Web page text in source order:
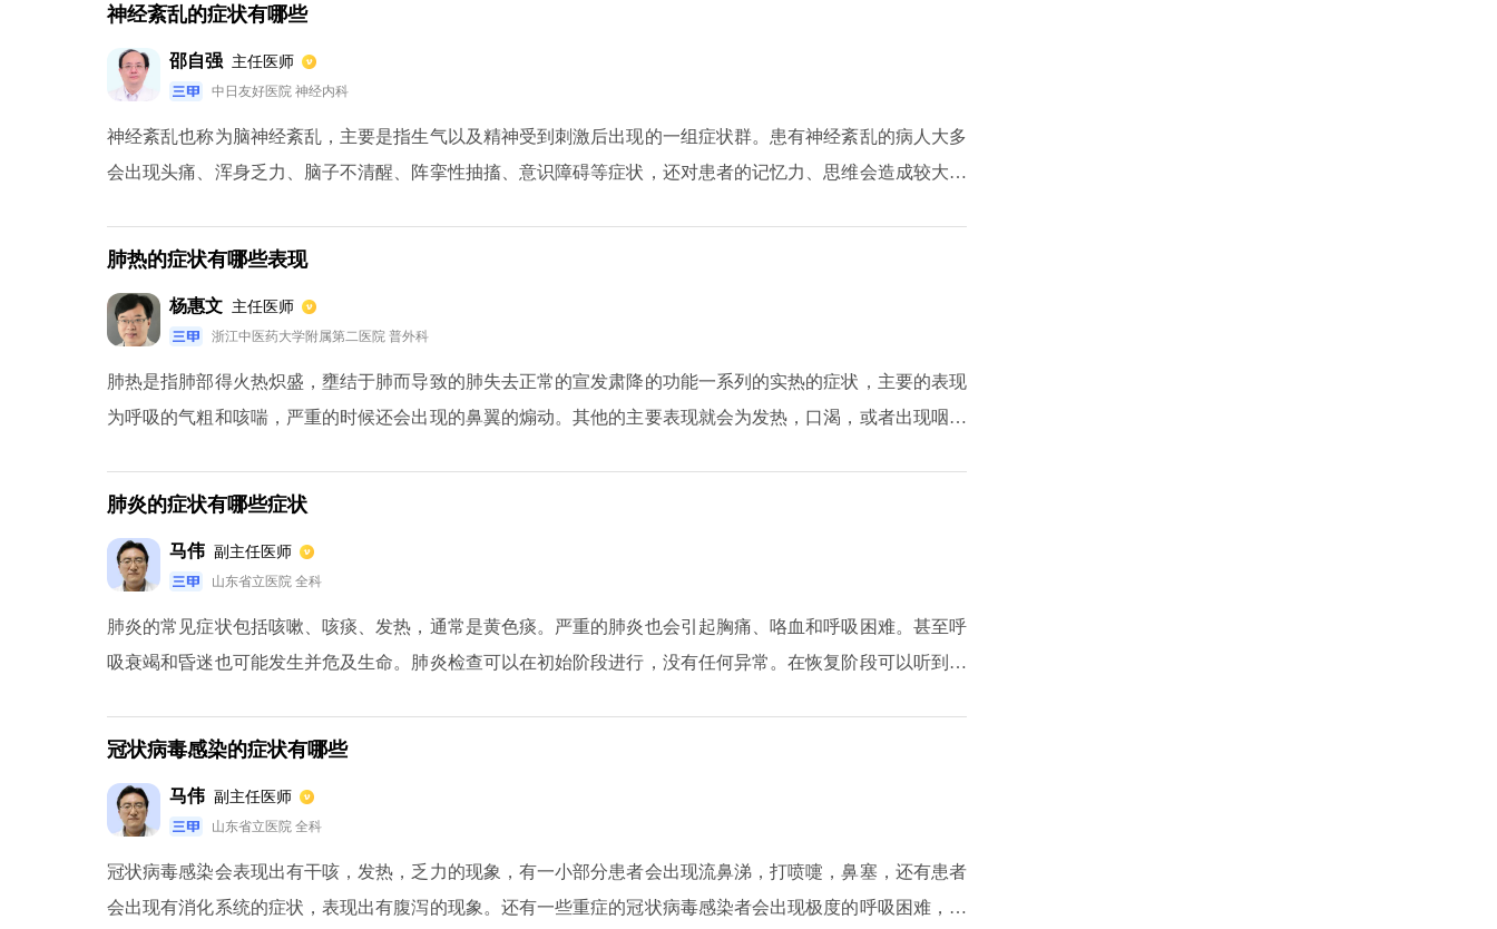
神经紊乱的症状有哪些
邵自强 主任医师
中日友好医院 神经内科
神经紊乱也称为脑神经紊乱，主要是指生气以及精神受到刺激后出现的一组症状群。患有神经紊乱的病人大多
会出现头痛、浑身乏力、脑子不清醒、阵挛性抽搐、意识障碍等症状，还对患者的记忆力、思维会造成较大的
肺热的症状有哪些表现
杨惠文 主任医师
浙江中医药大学附属第二医院 普外科
肺热是指肺部得火热炽盛，壅结于肺而导致的肺失去正常的宣发肃降的功能一系列的实热的症状，主要的表现
为呼吸的气粗和咳喘，严重的时候还会出现的鼻翼的煽动。其他的主要表现就会为发热，口渴，或者出现咽喉
肺炎的症状有哪些症状
马伟 副主任医师
山东省立医院 全科
肺炎的常见症状包括咳嗽、咳痰、发热，通常是黄色痰。严重的肺炎也会引起胸痛、咯血和呼吸困难。甚至呼
吸衰竭和昏迷也可能发生并危及生命。肺炎检查可以在初始阶段进行，没有任何异常。在恢复阶段可以听到湿
和其他相关的抗生素可以用于细菌感染。非典型致病菌感染可使用大环内酯类抗生素或喹诺酮类抗生素。
冠状病毒感染的症状有哪些
马伟 副主任医师
山东省立医院 全科
冠状病毒感染会表现出有干咳，发热，乏力的现象，有一小部分患者会出现流鼻涕，打喷嚏，鼻塞，还有患者
会出现有消化系统的症状，表现出有腹泻的现象。还有一些重症的冠状病毒感染者会出现极度的呼吸困难，胸